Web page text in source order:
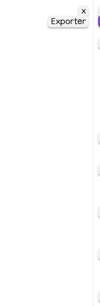
x
Exporter